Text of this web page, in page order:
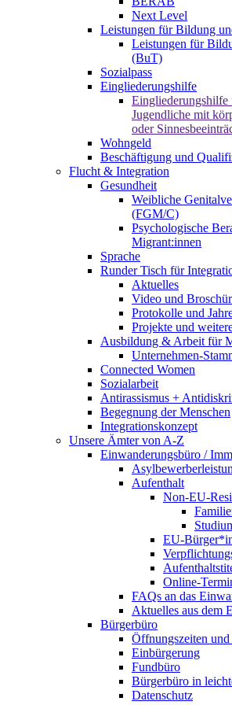
Next Level
Leistungen für Bildung
Leistungen für
(BuT)
Sozialpass
Eingliederungshilfe
Jugendliche mit
oder
Wohngeld
Beschäftigung und
Flucht & Integration
Gesundheit
Weibliche
(FGM/C)
Psychologische
Migrant:innen
Sprache
Runder Tisch für
Aktuelles
Video und
Protokolle und
Projekte und
Ausbildung & Arbeit für
Unternehmen-
Connected Women
Sozialarbeit
Antirassismus +
Begegnung der Menschen
Integrationskonzept
Unsere Ämter von A-Z
Einwanderungsbüro /
Aufenthalt
Non-EU-
EU-
Online-
FAQs an das
Aktuelles aus dem
Bürgerbüro
Öffnungszeiten
Einbürgerung
Fundbüro
Bürgerbüro in
Datenschutz